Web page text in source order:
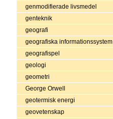
genmodifierade livsmedel
genteknik
geografi
geografiska informationssystem
geografispel
geologi
geometri
George Orwell
geotermisk energi
geovetenskap